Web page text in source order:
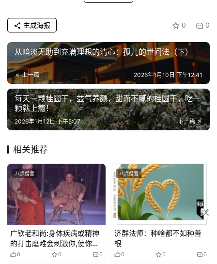
免
责
声
明
0 0
生成海报
从暗淡无助到充满理想的清心：孤儿的世间法（下）
上一篇 2026年1月10日 下午12:41
每天一颗桂圆干，益气养颜，甜而不腻的桂圆干，吃一
颗就上瘾！
下一篇
2026年1月12日 下午5:07
相关推荐
八点僧音
广钦老和尚:身体疾病或精神
的打击​磨难会刺激你,使你体
悟娑婆的苦,志求出离
0 0 0
八点僧音
济群法师：种啥都不如种善
根
0 0 0